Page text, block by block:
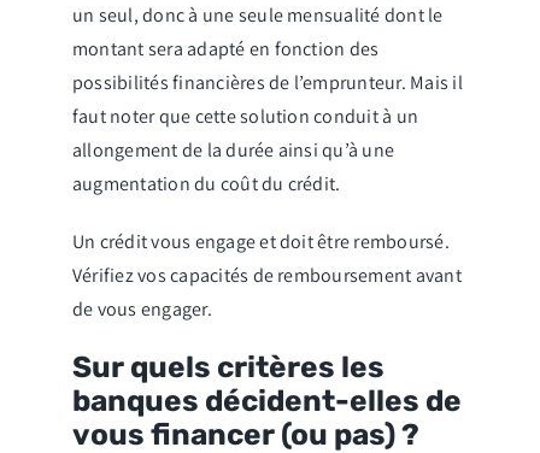
un seul, donc à une seule mensualité dont le
montant sera adapté en fonction des
possibilités financières de l’emprunteur. Mais il
faut noter que cette solution conduit à un
allongement de la durée ainsi qu’à une
augmentation du coût du crédit.
Un crédit vous engage et doit être remboursé.
Vérifiez vos capacités de remboursement avant
de vous engager.
Sur quels critères les
banques décident-elles de
vous financer (ou pas) ?